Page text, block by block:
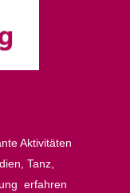
Aktivitäten
Tanz,
erfahren